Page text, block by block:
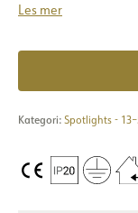
Les mer
Kategori: Spotlights -